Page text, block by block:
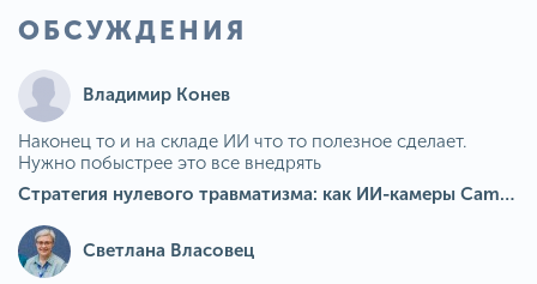
ОБСУЖДЕНИЯ
Владимир Конев
Наконец то и на складе ИИ что то полезное сделает.
Нужно побыстрее это все внедрять
Стратегия нулевого травматизма: как ИИ-камеры Camkord снижают риск наезда на пешехода при работе на погрузчике
Светлана Власовец